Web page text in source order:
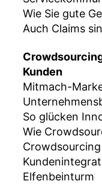
Wie Sie gute
Auch Claims
Kunden
Mitmach-
So glücken
Wie
Elfenbeinturm